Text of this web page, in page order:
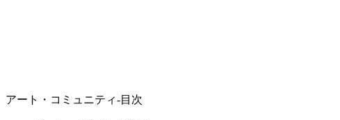
アート・コミュニティ-目次